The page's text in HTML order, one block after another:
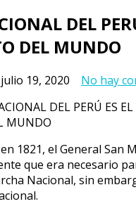
DEL
DEL MUNDO
julio 19, 2020 No hay
1821, el General San
que era necesario
Nacional, sin